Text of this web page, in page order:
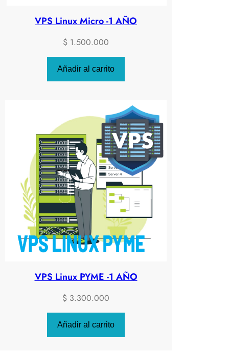
VPS Linux Micro -1 AÑO
$ 1.500.000
Añadir al carrito
VPS Linux PYME -1 AÑO
$ 3.300.000
Añadir al carrito